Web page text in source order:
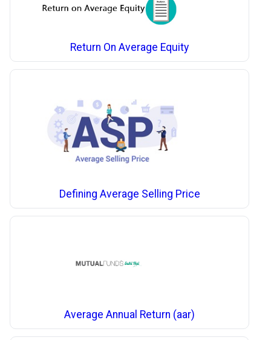
Return On Average Equity
Defining Average Selling Price
Average Annual Return (aar)